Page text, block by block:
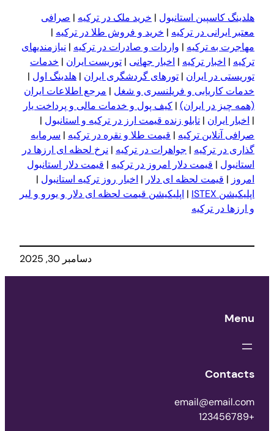
هلدینگ کاسپین استانبول | خرید ملک در ترکیه | صرافی
معتبر ایرانی در ترکیه | خرید و فروش طلا در ترکیه |
مهاجرت به ترکیه | واردات و صادرات در ترکیه | نیازمندیهای
ترکیه | اخبار ترکیه | اخبار جهانی | توریست ایران | خدمات
توریستی در ایران | تورهای گردشگری ایران | هلدینگ اول |
خدمات کاریابی و فریلنسری و شغل | مرجع اطلاعات ایران
(همه چیز در ایران) | کیف پول و خدمات مالی و پرداخت یار
| اخبار ایران | تابلو زنده قیمت ارز در ترکیه و استانبول |
صرافی آنلاین ترکیه | قیمت طلا و نقره در ترکیه | سرمایه
گذاری در ترکیه | جواهرات در ترکیه | نرخ لحظه ای ارزها در
استانبول | قیمت دلار امروز در ترکیه | قیمت دلار استانبول
امروز | قیمت لحظه ای دلار | اخبار روز ترکیه استانبول |
اپلیکیشن ISTEX
| اپلیکیشن قیمت لحظه ای دلار و یورو و لیر
و ارزها در ترکیه
دسامبر 30, 2025
Menu
Contacts
email@email.com
+123456789